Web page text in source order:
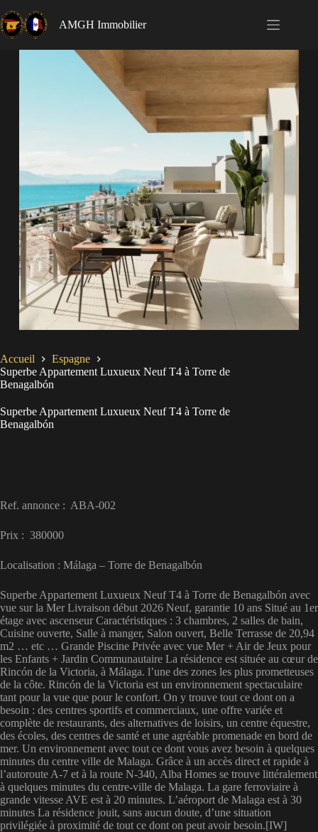
AMGH Immobilier
Accueil
Espagne
Superbe Appartement Luxueux Neuf T4 à Torre de
Benagalbón
Superbe Appartement Luxueux Neuf T4 à Torre de
Benagalbón
Ref. annonce : ABA-002
Prix : 380000
Localisation : Málaga – Torre de Benagalbón
Superbe Appartement Luxueux Neuf T4 à Torre de Benagalbón avec
vue sur la Mer Livraison début 2026 Neuf, garantie 10 ans Situé au 1er
étage avec ascenseur Caractéristiques : 3 chambres, 2 salles de bain,
Cuisine ouverte, Salle à manger, Salon ouvert, Belle Terrasse de 20,94
m2 … etc … Grande Piscine Privée avec vue Mer + Air de Jeux pour
les Enfants + Jardin Communautaire La résidence est située au cœur de
Rincón de la Victoria, à Málaga. l’une des zones les plus prometteuses
de la côte. Rincón de la Victoria est un environnement spectaculaire
tant pour la vue que pour le confort. On y trouve tout ce dont on a
besoin : des centres sportifs et commerciaux, une offre variée et
complète de restaurants, des alternatives de loisirs, un centre équestre,
des écoles, des centres de santé et une agréable promenade en bord de
mer. Un environnement avec tout ce dont vous avez besoin à quelques
minutes du centre ville de Malaga. Grâce à un accès direct et rapide à
l’autoroute A-7 et à la route N-340, Alba Homes se trouve littéralement
à quelques minutes du centre-ville de Malaga. La gare ferroviaire à
grande vitesse AVE est à 20 minutes. L’aéroport de Malaga est à 30
minutes La résidence jouit, sans aucun doute, d’une situation
privilégiée à proximité de tout ce dont on peut avoir besoin.[IW]